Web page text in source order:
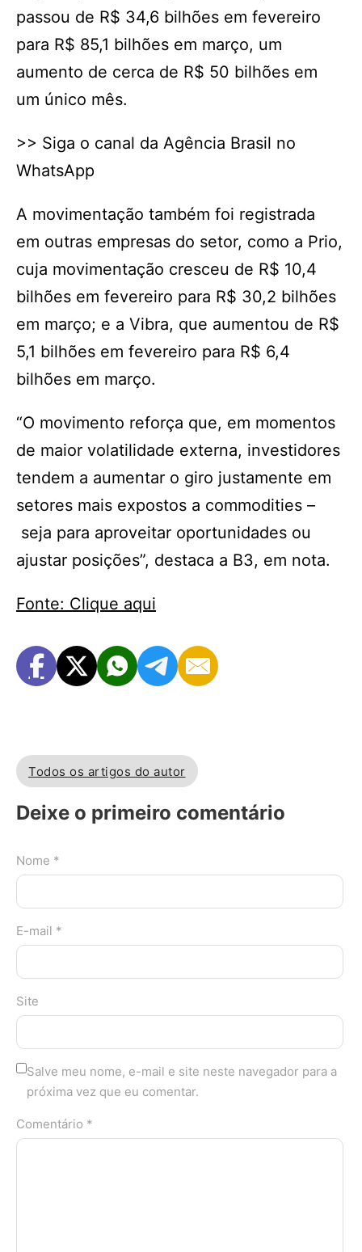
passou de R$ 34,6 bilhões em fevereiro
para R$ 85,1 bilhões em março, um
aumento de cerca de R$ 50 bilhões em
um único mês.
>> Siga o canal da Agência Brasil no
WhatsApp
A movimentação também foi registrada
em outras empresas do setor, como a Prio,
cuja movimentação cresceu de R$ 10,4
bilhões em fevereiro para R$ 30,2 bilhões
em março; e a Vibra, que aumentou de R$
5,1 bilhões em fevereiro para R$ 6,4
bilhões em março.
“O movimento reforça que, em momentos
de maior volatilidade externa, investidores
tendem a aumentar o giro justamente em
setores mais expostos a commodities –
seja para aproveitar oportunidades ou
ajustar posições”, destaca a B3, em nota.
Fonte: Clique aqui
Todos os artigos do autor
Deixe o primeiro comentário
Nome *
E-mail *
Site
Salve meu nome, e-mail e site neste navegador para a
próxima vez que eu comentar.
Comentário *